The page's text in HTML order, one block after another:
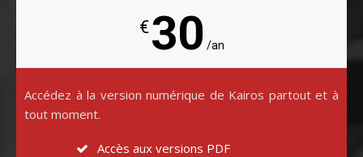
€30 /an
Accédez à la version numérique de Kairos partout et à
tout moment.
Accès aux versions PDF